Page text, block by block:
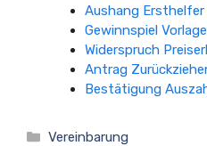
Aushang Ersthelfer
Gewinnspiel Vorlage
Widerspruch
Antrag
Bestätigung
Kategorien
Vereinbarung